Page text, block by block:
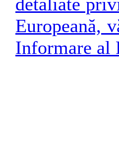
Europeană,
Informare al